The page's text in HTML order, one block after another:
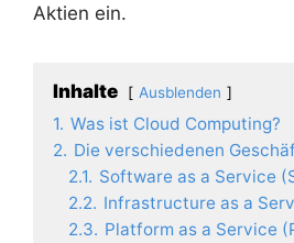
Aktien ein.
Inhalte Ausblenden
1. Was ist Cloud Computing?
2. Die verschiedenen
2.1. Software as a Service
2.2. Infrastructure as a
2.3. Platform as a Service